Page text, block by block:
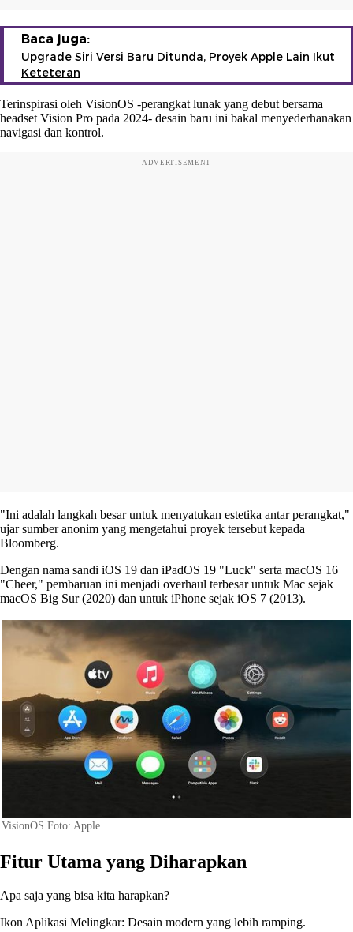
Baca juga:
Upgrade Siri Versi Baru Ditunda, Proyek Apple Lain Ikut
Keteteran
Terinspirasi oleh VisionOS -perangkat lunak yang debut bersama
headset Vision Pro pada 2024- desain baru ini bakal menyederhanakan
navigasi dan kontrol.
ADVERTISEMENT
"Ini adalah langkah besar untuk menyatukan estetika antar perangkat,"
ujar sumber anonim yang mengetahui proyek tersebut kepada
Bloomberg.
Dengan nama sandi iOS 19 dan iPadOS 19 "Luck" serta macOS 16
"Cheer," pembaruan ini menjadi overhaul terbesar untuk Mac sejak
macOS Big Sur (2020) dan untuk iPhone sejak iOS 7 (2013).
VisionOS Foto: Apple
Fitur Utama yang Diharapkan
Apa saja yang bisa kita harapkan?
Ikon Aplikasi Melingkar: Desain modern yang lebih ramping.